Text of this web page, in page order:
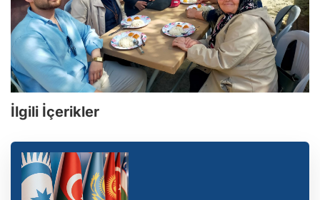
İlgili İçerikler